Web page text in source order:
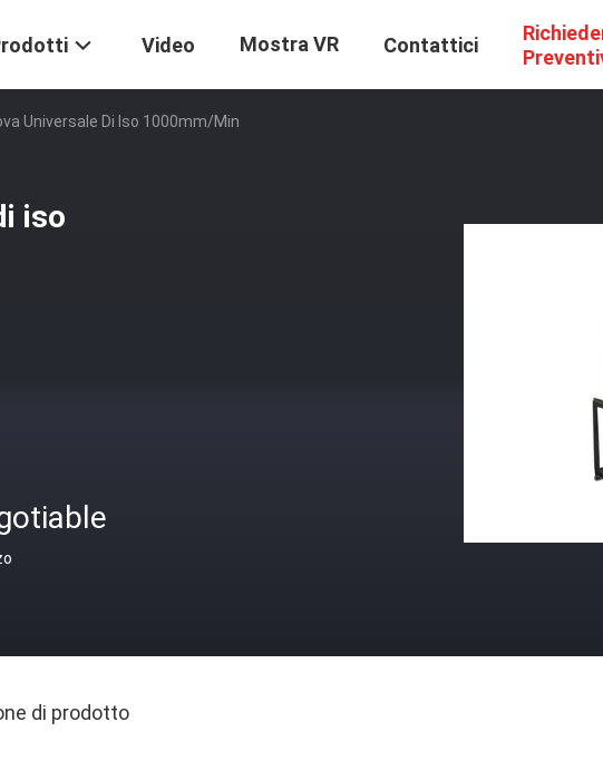
Video Mostra VR Contattici
Universale Di Iso 1000mm/Min
iso
di prodotto